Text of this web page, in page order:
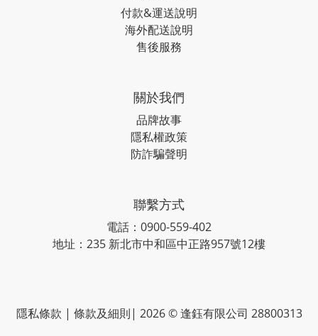
付款&運送說明
海外配送說明
售後服務
關於我們
品牌故事
隱私權政策
防詐騙聲明
聯繫方式
電話：0900-559-402
地址：235 新北市中和區中正路957號12樓
隱私條款 | 條款及細則| 2026 © 逢鈺有限公司 28800313